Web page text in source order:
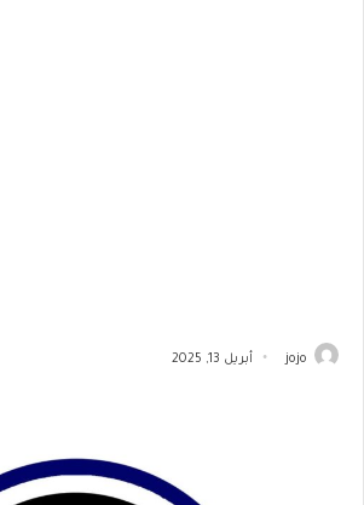
jojo أبريل 13, 2025